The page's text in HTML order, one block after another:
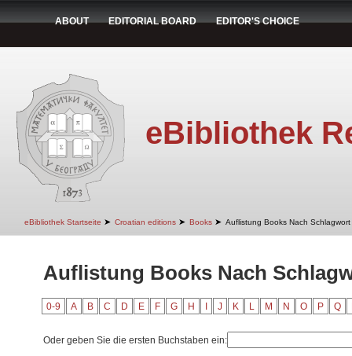
ABOUT EDITORIAL BOARD EDITOR'S CHOICE
eBibliothek
eBibliothek Startseite ➤ Croatian editions ➤ Books ➤ Auflistung Books Nach Schlagwort
Auflistung Books Nach
0-9 A B C D E F G H J K L M N O P Q
Oder geben Sie die ersten Buchstaben ein: